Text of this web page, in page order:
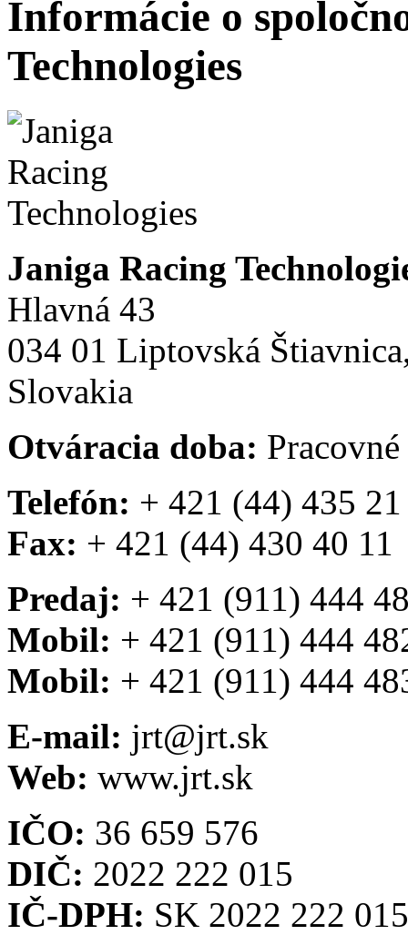
Informácie o
Technologies
Janiga Racing
Hlavná 43
034 01 Liptovská
Slovakia
Otváracia doba:
Telefón: + 421 (44) 435
Fax: + 421 (44) 430 40 11
Predaj: + 421 (911) 444
Mobil: + 421 (911) 444
Mobil: + 421 (911) 444
E-mail: jrt@jrt.sk
Web: www.jrt.sk
IČO: 36 659 576
DIČ: 2022 222 015
IČ-DPH: SK 2022 222 015